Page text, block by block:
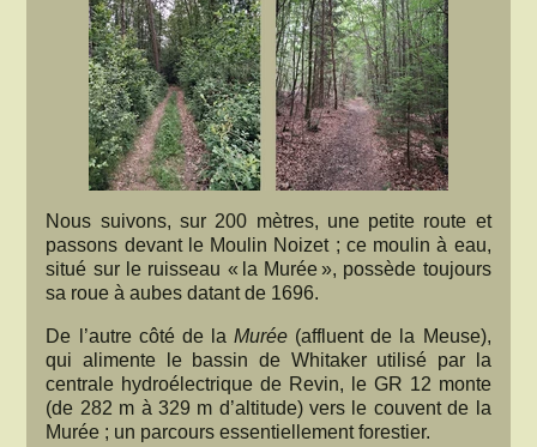
Nous suivons, sur 200 mètres, une petite route et
passons devant le Moulin Noizet ; ce moulin à eau,
situé sur le ruisseau « la Murée », possède toujours
sa roue à aubes datant de 1696.
De l’autre côté de laMurée (affluent de la Meuse),
qui alimente le bassin de Whitaker utilisé par la
centrale hydroélectrique de Revin, le GR 12 monte
(de 282 m à 329 m d’altitude) vers le couvent de la
Murée ; un parcours essentiellement forestier.